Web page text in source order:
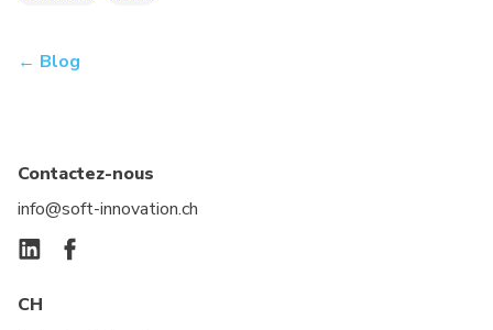
← Blog
Contactez-nous
info@soft-innovation.ch
CH